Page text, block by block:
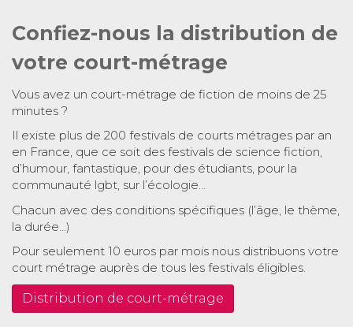
Confiez-nous la distribution de
votre court-métrage
Vous avez un court-métrage de fiction de moins de 25
minutes ?
Il existe plus de 200 festivals de courts métrages par an
en France, que ce soit des festivals de science fiction,
d’humour, fantastique, pour des étudiants, pour la
communauté lgbt, sur l’écologie…
Chacun avec des conditions spécifiques (l’âge, le thème,
la durée…)
Pour seulement 10 euros par mois nous distribuons votre
court métrage auprès de tous les festivals éligibles.
Distribution de court-métrage